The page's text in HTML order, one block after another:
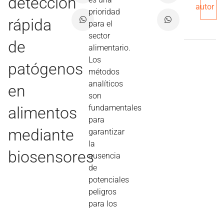
rápida
de
patógenos
en
alimentos
mediante
biosensores
prioridad
para el
sector
alimentario.
Los
métodos
analíticos
son
fundamentales
para
garantizar
la
ausencia
de
potenciales
peligros
para los
autor